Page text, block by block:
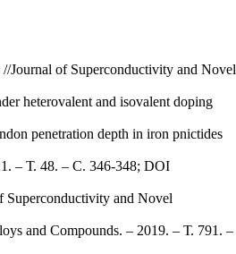
Journal of Superconductivity and Novel
heterovalent and isovalent doping
penetration depth in iron pnictides
– Т. 48. – С. 346-348; DOI
Superconductivity and Novel
and Compounds. – 2019. – Т. 791. –